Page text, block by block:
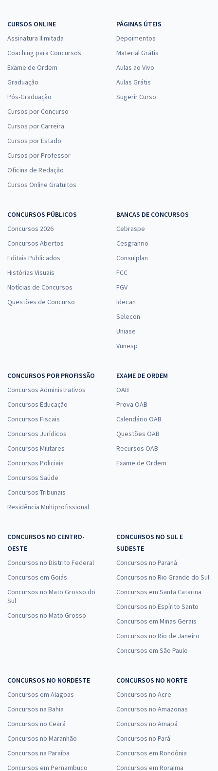
CURSOS ONLINE
Assinatura Ilimitada
Coaching para Concursos
Exame de Ordem
Graduação
Pós-Graduação
Cursos por Concurso
Cursos por Carreira
Cursos por Estado
Cursos por Professor
Oficina de Redação
Cursos Online Gratuitos
PÁGINAS ÚTEIS
Depoimentos
Material Grátis
Aulas ao Vivo
Aulas Grátis
Sugerir Curso
CONCURSOS PÚBLICOS
Concursos 2026
Concursos Abertos
Editais Publicados
Histórias Visuais
Notícias de Concursos
Questões de Concurso
BANCAS DE CONCURSOS
Cebraspe
Cesgranrio
Consulplan
FCC
FGV
Idecan
Selecon
Uniase
Vunesp
CONCURSOS POR PROFISSÃO
Concursos Administrativos
Concursos Educação
Concursos Fiscais
Concursos Jurídicos
Concursos Militares
Concursos Policiais
Concursos Saúde
Concursos Tribunais
Residência Multiprofissional
EXAME DE ORDEM
OAB
Prova OAB
Calendário OAB
Questões OAB
Recursos OAB
Exame de Ordem
CONCURSOS NO CENTRO-
OESTE
Concursos no Distrito Federal
Concursos em Goiás
Concursos no Mato Grosso do
Sul
Concursos no Mato Grosso
CONCURSOS NO SUL E
SUDESTE
Concursos no Paraná
Concursos no Rio Grande do Sul
Concursos em Santa Catarina
Concursos no Espírito Santo
Concursos em Minas Gerais
Concursos no Rio de Janeiro
Concursos em São Paulo
CONCURSOS NO NORDESTE
Concursos em Alagoas
Concursos na Bahia
Concursos no Ceará
Concursos no Maranhão
Concursos na Paraíba
Concursos em Pernambuco
CONCURSOS NO NORTE
Concursos no Acre
Concursos no Amazonas
Concursos no Amapá
Concursos no Pará
Concursos em Rondônia
Concursos em Roraima